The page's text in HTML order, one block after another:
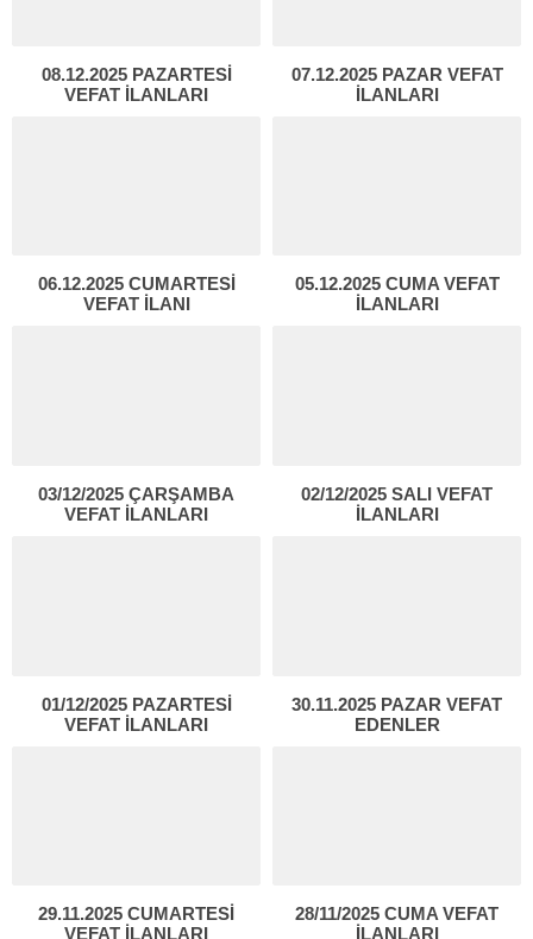
08.12.2025 PAZARTESİ
VEFAT İLANLARI
07.12.2025 PAZAR VEFAT
İLANLARI
06.12.2025 CUMARTESİ
VEFAT İLANI
05.12.2025 CUMA VEFAT
İLANLARI
03/12/2025 ÇARŞAMBA
VEFAT İLANLARI
02/12/2025 SALI VEFAT
İLANLARI
01/12/2025 PAZARTESİ
VEFAT İLANLARI
30.11.2025 PAZAR VEFAT
EDENLER
29.11.2025 CUMARTESİ
VEFAT İLANLARI
28/11/2025 CUMA VEFAT
İLANLARI